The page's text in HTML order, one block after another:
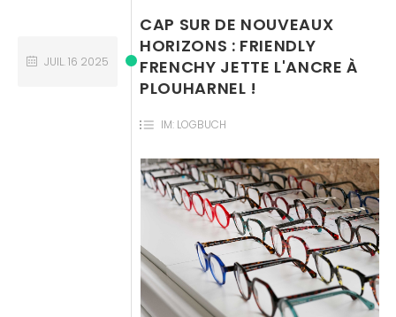
CAP SUR DE NOUVEAUX
HORIZONS : FRIENDLY
FRENCHY JETTE L'ANCRE À
PLOUHARNEL !
IM: LOGBUCH
JUIL.16 2025